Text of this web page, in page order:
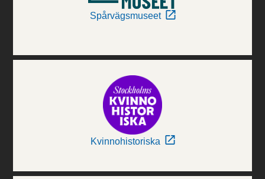
Spårvägsmuseet
Kvinnohistoriska